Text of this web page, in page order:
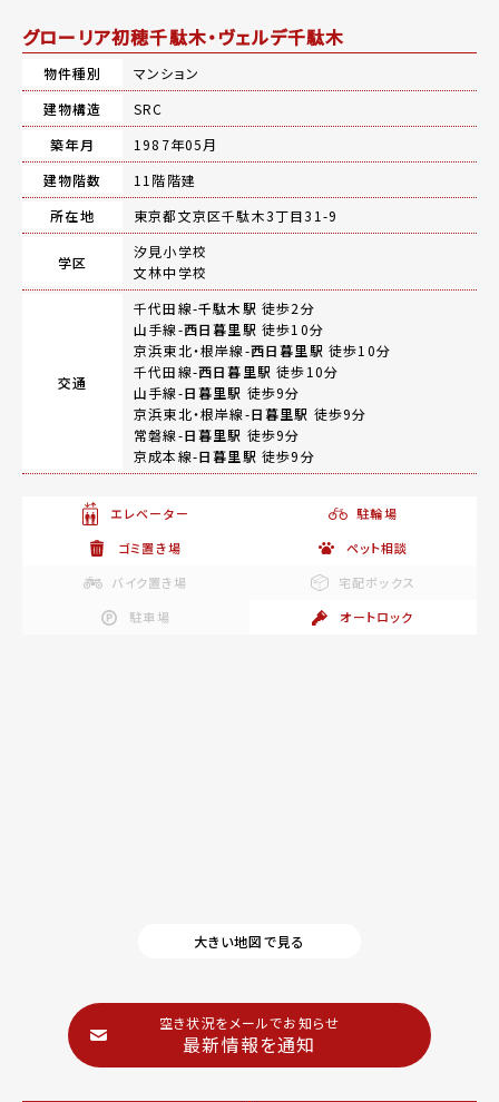
グローリア初穂千駄木・ヴェルデ千駄木
物件種別
マンション
建物構造
SRC
築年月
1987年05月
建物階数
11階階建
所在地
東京都文京区千駄木3丁目31-9
学区
汐見小学校
文林中学校
交通
千代田線-千駄木駅 徒歩2分
山手線-西日暮里駅 徒歩10分
京浜東北・根岸線-西日暮里駅 徒歩10分
千代田線-西日暮里駅 徒歩10分
山手線-日暮里駅 徒歩9分
京浜東北・根岸線-日暮里駅 徒歩9分
常磐線-日暮里駅 徒歩9分
京成本線-日暮里駅 徒歩9分
エレベーター
駐輪場
ゴミ置き場
ペット相談
バイク置き場
宅配ボックス
駐車場
オートロック
大きい地図で見る
空き状況をメールでお知らせ
最新情報を通知